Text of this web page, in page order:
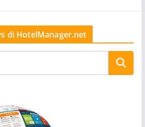
di HotelManager.net